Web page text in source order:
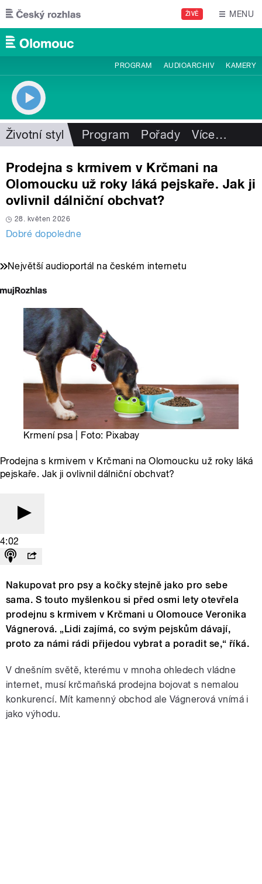
Přejít k hlavnímu obsahu
ŽIVĚ MENU
PROGRAM AUDIOARCHIV KAMERY
Životní styl Program Pořady Více…
Prodejna s krmivem v Krčmani na
Olomoucku už roky láká pejskaře. Jak ji
ovlivnil dálniční obchvat?
28. květen 2026
Dobré dopoledne
Největší audioportál na českém internetu
Krmení psa | Foto: Pixabay
Prodejna s krmivem v Krčmani na Olomoucku už roky láká
pejskaře. Jak ji ovlivnil dálniční obchvat?
4:02
Nakupovat pro psy a kočky stejně jako pro sebe
sama. S touto myšlenkou si před osmi lety otevřela
prodejnu s krmivem v Krčmani u Olomouce Veronika
Vágnerová. „Lidi zajímá, co svým pejskům dávají,
proto za námi rádi přijedou vybrat a poradit se,“ říká.
V dnešním světě, kterému v mnoha ohledech vládne
internet, musí krčmaňská prodejna bojovat s nemalou
konkurencí. Mít kamenný obchod ale Vágnerová vnímá i
jako výhodu.